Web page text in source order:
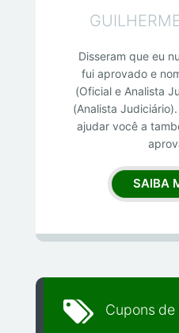
Disseram que eu
fui aprovado e
(Oficial e Analista
(Analista
ajudar você a
SAIBA
Cupons